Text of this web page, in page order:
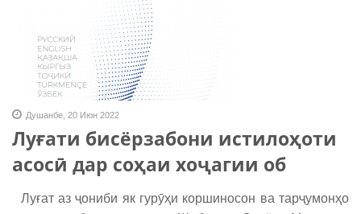
Душанбе, 20 Июн 2022
Луғати бисёрзабони истилоҳоти
асосӣ дар соҳаи хоҷагии об
Луғат аз ҷониби як гурӯҳи коршиносон ва тарҷумонҳо